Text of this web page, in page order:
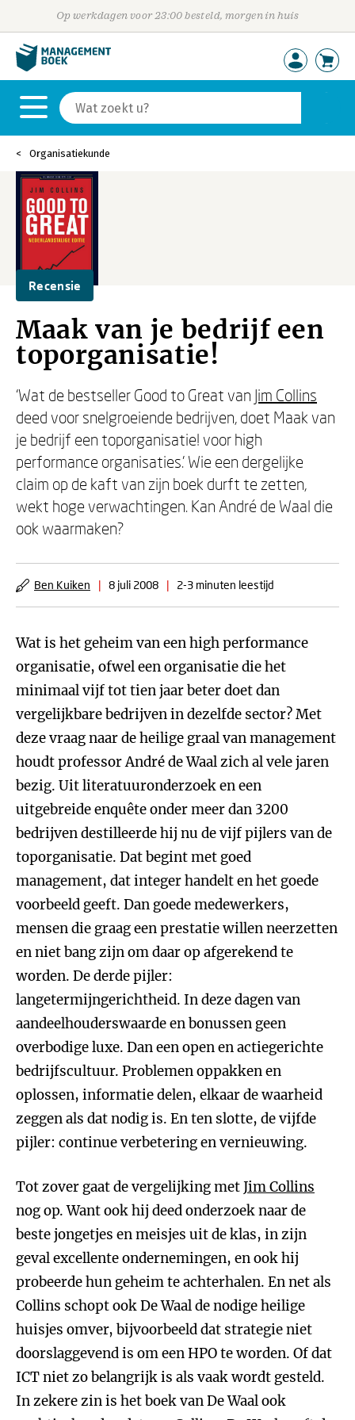
Op werkdagen voor 23:00 besteld, morgen in huis
Organisatiekunde
Recensie
Maak van je bedrijf een
toporganisatie!
‘Wat de bestseller Good to Great van Jim Collins
deed voor snelgroeiende bedrijven, doet Maak van
je bedrijf een toporganisatie! voor high
performance organisaties.’ Wie een dergelijke
claim op de kaft van zijn boek durft te zetten,
wekt hoge verwachtingen. Kan André de Waal die
ook waarmaken?
Ben Kuiken | 8 juli 2008 | 2-3 minuten leestijd
Wat is het geheim van een high performance
organisatie, ofwel een organisatie die het
minimaal vijf tot tien jaar beter doet dan
vergelijkbare bedrijven in dezelfde sector? Met
deze vraag naar de heilige graal van management
houdt professor André de Waal zich al vele jaren
bezig. Uit literatuuronderzoek en een
uitgebreide enquête onder meer dan 3200
bedrijven destilleerde hij nu de vijf pijlers van de
toporganisatie. Dat begint met goed
management, dat integer handelt en het goede
voorbeeld geeft. Dan goede medewerkers,
mensen die graag een prestatie willen neerzetten
en niet bang zijn om daar op afgerekend te
worden. De derde pijler:
langetermijngerichtheid. In deze dagen van
aandeelhouderswaarde en bonussen geen
overbodige luxe. Dan een open en actiegerichte
bedrijfscultuur. Problemen oppakken en
oplossen, informatie delen, elkaar de waarheid
zeggen als dat nodig is. En ten slotte, de vijfde
pijler: continue verbetering en vernieuwing.
Tot zover gaat de vergelijking metJim Collins
nog op. Want ook hij deed onderzoek naar de
beste jongetjes en meisjes uit de klas, in zijn
geval excellente ondernemingen, en ook hij
probeerde hun geheim te achterhalen. En net als
Collins schopt ook De Waal de nodige heilige
huisjes omver, bijvoorbeeld dat strategie niet
doorslaggevend is om een HPO te worden. Of dat
ICT niet zo belangrijk is als vaak wordt gesteld.
In zekere zin is het boek van De Waal ook